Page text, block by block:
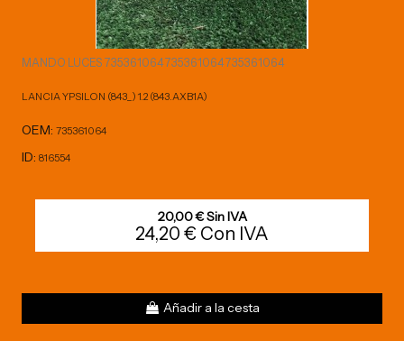
MANDO LUCES 735361064 735361064 735361064
LANCIA YPSILON (843_) 1.2 (843.AXB1A)
OEM: 735361064
ID: 816554
20,00 € Sin IVA
24,20 € Con IVA
Añadir a la cesta